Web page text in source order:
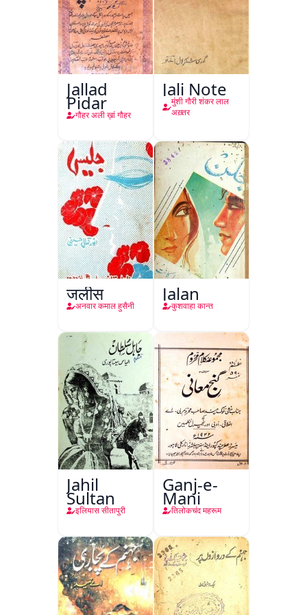
Jallad
Pidar
गौहर अली ख़ां गौहर
Jali Note
मुंशी गौरी शंकर लाल
अख़्तर
जलीस
अनवार कमाल हुसैनी
Jalan
कुशवाहा कान्त
Jahil
Sultan
इलियास सीतापुरी
Ganj-e-
Mani
तिलोकचंद महरूम